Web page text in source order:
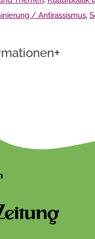
/ Antirassismus,
+